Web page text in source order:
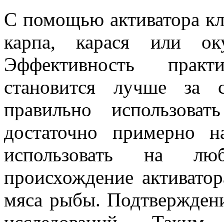
С помощью активатора
карпа, карася или
Эффективность
становится лучше за
правильно
достаточно примерно
использовать на
происхождение
мяса рыбы.